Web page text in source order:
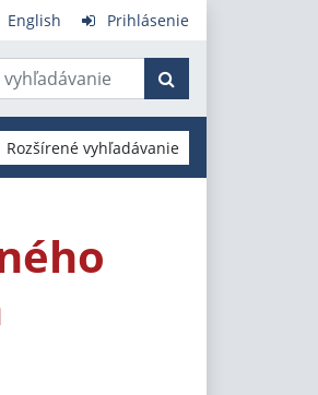
English Prihlásenie
Rozšírené vyhľadávanie